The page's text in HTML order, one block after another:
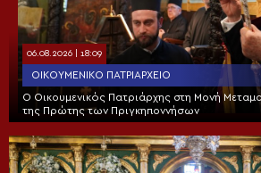
06.08.2026 | 18:09
ΟΙΚΟΥΜΕΝΙΚΌ ΠΑΤΡΙΑΡΧΕΊΟ
Ο Οικουμενικός Πατριάρχης στη Μονή
της Πρώτης των Πριγκηποννήσων